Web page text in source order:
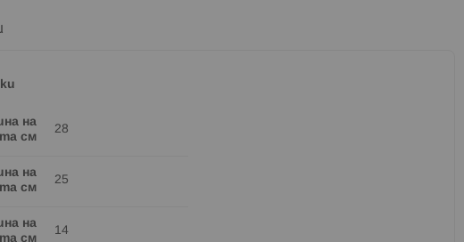
на
см
28
на
см
25
на
см
14